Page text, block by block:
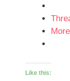
More
Like this: